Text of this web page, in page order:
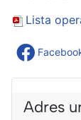
Lista
Adres